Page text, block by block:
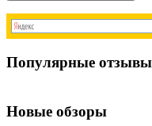
Популярные
Новые обзоры